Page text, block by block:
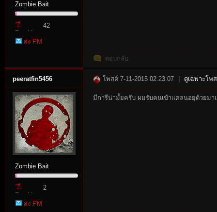
Su
rvi
Zombie Bait
Zombie
Point
42
ส่ง PM
ตอบกลับ
peeratfin5456
Zombie Bait
Zombie
Point
2
ส่ง PM
โพสต์ 7-11-2015 02:23:07 ดูเฉพาะโพ
มีการีน่ามั้ยครับ ผมรับคนเข้าแคลนอยุ่ด้วยมา